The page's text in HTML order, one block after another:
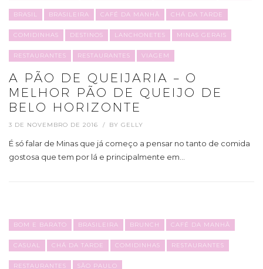
BRASIL BRASILEIRA CAFÉ DA MANHÃ CHÁ DA TARDE
COMIDINHAS DESTINOS LANCHONETES MINAS GERAIS
RESTAURANTES RESTAURANTES VIAGEM
A PÃO DE QUEIJARIA – O
MELHOR PÃO DE QUEIJO DE
BELO HORIZONTE
3 DE NOVEMBRO DE 2016 BY GELLY
É só falar de Minas que já começo a pensar no tanto de comida
gostosa que tem por lá e principalmente em…
BOM E BARATO BRASILEIRA BRUNCH CAFÉ DA MANHÃ
CASUAL CHÁ DA TARDE COMIDINHAS RESTAURANTES
RESTAURANTES SÃO PAULO